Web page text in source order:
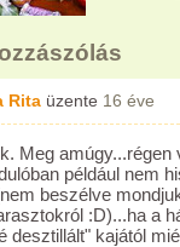
Rita üzente 16 éve
Meg amúgy...régen
például nem
beszélve
:D)...ha a
desztillált" kajától